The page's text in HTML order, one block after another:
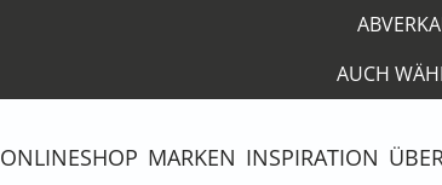
AUCH
ONLINESHOP MARKEN INSPIRATION